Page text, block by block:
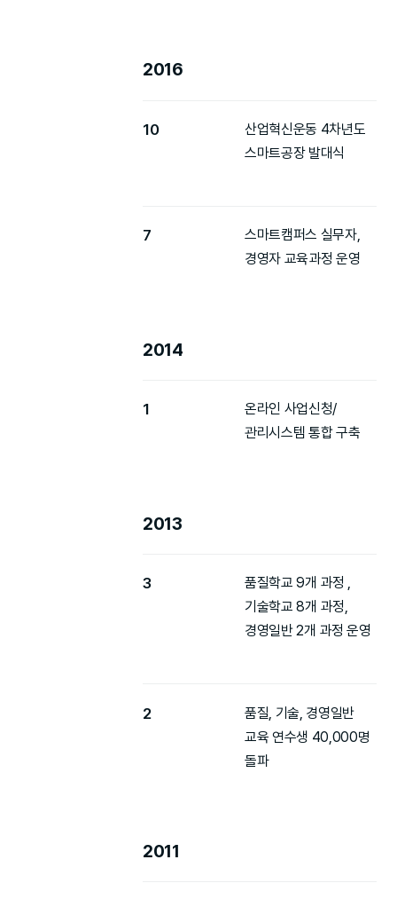
2016
10
산업혁신운동 4차년도
스마트공장 발대식
7
스마트캠퍼스 실무자,
경영자 교육과정 운영
2014
1
온라인 사업신청/
관리시스템 통합 구축
2013
3
품질학교 9개 과정 ,
기술학교 8개 과정,
경영일반 2개 과정 운영
2
품질, 기술, 경영일반
교육 연수생 40,000명
돌파
2011